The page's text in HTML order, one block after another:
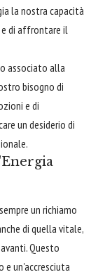
la nostra capacità
e di affrontare il
associato alla
bisogno di
e di
un desiderio di
un richiamo
di quella vitale,
Questo
e un'accresciuta